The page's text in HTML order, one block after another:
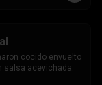
cocido envuelto
salsa acevichada.